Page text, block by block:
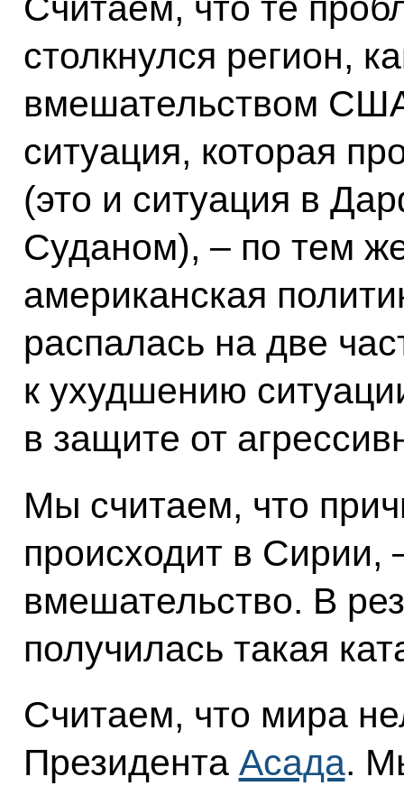
Считаем, что те
столкнулся регион,
вмешательством
ситуация, которая
(это и ситуация в
Суданом), – по тем
американская
распалась на две
к ухудшению
в защите от
Мы считаем, что
происходит в Сирии,
вмешательство. В
получилась такая
Считаем, что мира
Президента Асада.